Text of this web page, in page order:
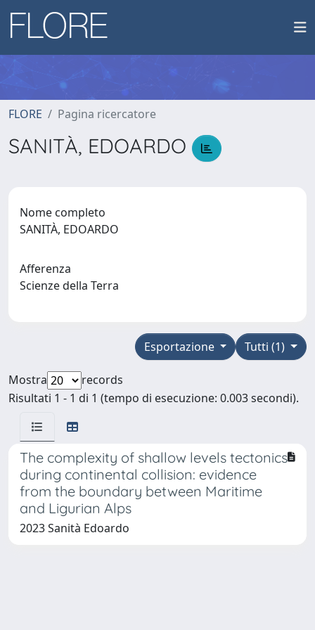
FLORE Pagina ricercatore
SANITÀ, EDOARDO
Nome completo
SANITÀ, EDOARDO
Afferenza
Scienze della Terra
Tutti (1)
Esportazione
Mostra
records
Risultati 1 - 1 di 1 (tempo di esecuzione: 0.003 secondi).
The complexity of shallow levels tectonics
during continental collision: evidence
from the boundary between Maritime
and Ligurian Alps
2023 Sanità Edoardo